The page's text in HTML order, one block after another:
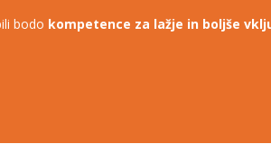
bodo kompetence za lažje in boljše